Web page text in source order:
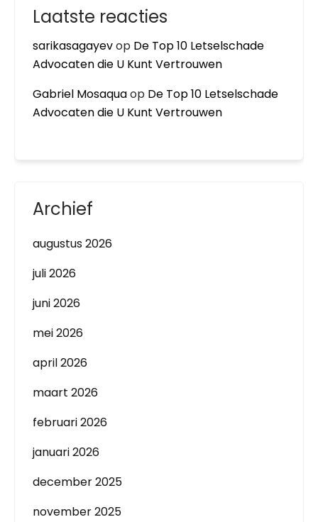
Laatste reacties
sarikasagayevop De Top 10 Letselschade
Advocaten die U Kunt Vertrouwen
Gabriel Mosaquaop De Top 10 Letselschade
Advocaten die U Kunt Vertrouwen
Archief
augustus 2026
juli 2026
juni 2026
mei 2026
april 2026
maart 2026
februari 2026
januari 2026
december 2025
november 2025